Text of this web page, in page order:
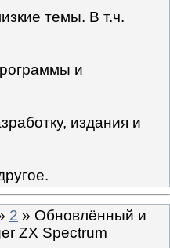
темы. В т.ч.
и
издания и
2 » Обновлённый и
ZX Spectrum